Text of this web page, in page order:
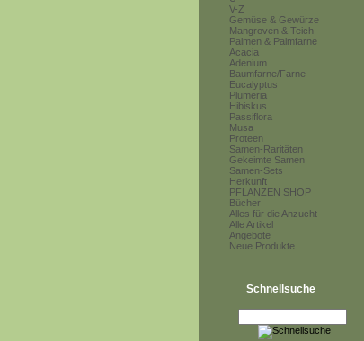
V-Z
Gemüse & Gewürze
Mangroven & Teich
Palmen & Palmfarne
Acacia
Adenium
Baumfarne/Farne
Eucalyptus
Plumeria
Hibiskus
Passiflora
Musa
Proteen
Samen-Raritäten
Gekeimte Samen
Samen-Sets
Herkunft
PFLANZEN SHOP
Bücher
Alles für die Anzucht
Alle Artikel
Angebote
Neue Produkte
Schnellsuche